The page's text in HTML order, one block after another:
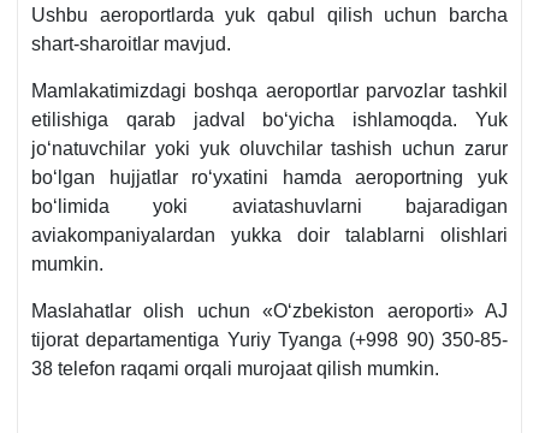
Ushbu aeroportlarda yuk qabul qilish uchun barcha
shart-sharoitlar mavjud.
Mamlakatimizdagi boshqa aeroportlar parvozlar tashkil
etilishiga qarab jadval boʻyicha ishlamoqda. Yuk
joʻnatuvchilar yoki yuk oluvchilar tashish uchun zarur
boʻlgan hujjatlar roʻyхatini hamda aeroportning yuk
boʻlimida yoki aviatashuvlarni bajaradigan
aviakompaniyalardan yukka doir talablarni olishlari
mumkin.
Maslahatlar olish uchun «Oʻzbekiston aeroporti» AJ
tijorat departamentiga Yuriy Tyanga (+998 90) 350-85-
38 telefon raqami orqali murojaat qilish mumkin.